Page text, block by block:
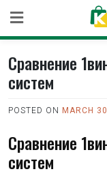
content
Сравнение
систем
POSTED ON MARCH
Сравнение
систем